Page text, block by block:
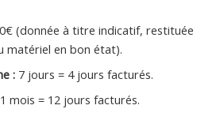
(donnée à titre indicatif, restituée
matériel en bon état).
:7 jours = 4 jours facturés.
mois = 12 jours facturés.